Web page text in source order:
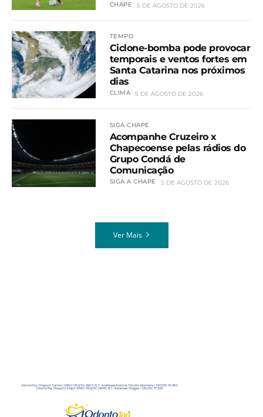
CHAPE 5 DE AGOSTO DE 2026
TEMPO
Ciclone-bomba pode provocar
temporais e ventos fortes em
Santa Catarina nos próximos
dias
CLIMA 5 DE AGOSTO DE 2026
SIGA CHAPE
Acompanhe Cruzeiro x
Chapecoense pelas rádios do
Grupo Condá de
Comunicação
SIGA A CHAPE 5 DE AGOSTO DE 2026
Ver Mais